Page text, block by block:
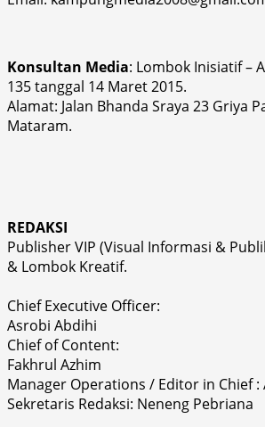
Konsultan Media: Lombok Inisiatif –
135 tanggal 14 Maret 2015.
Alamat: Jalan Bhanda Sraya 23 Griya
Mataram.
REDAKSI
Publisher VIP (Visual Informasi &
& Lombok Kreatif.
Chief Executive Officer:
Asrobi Abdihi
Chief of Content:
Fakhrul Azhim
Manager Operations / Editor in Chief :
Sekretaris Redaksi: Neneng Pebriana